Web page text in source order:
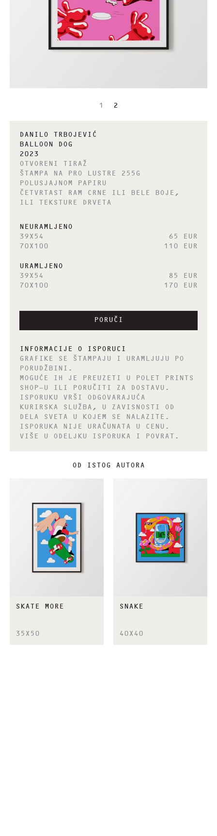
1 2
DANILO TRBOJEVIĆ
BALLOON DOG
2023
OTVORENI TIRAŽ
ŠTAMPA NA PRO LUSTRE 255G
POLUSJAJNOM PAPIRU
ČETVRTAST RAM CRNE ILI BELE BOJE,
ILI TEKSTURE DRVETA
NEURAMLJENO
39X54
65 EUR
70X100
110 EUR
URAMLJENO
39X54
85 EUR
70X100
170 EUR
PORUČI
INFORMACIJE O ISPORUCI
GRAFIKE SE ŠTAMPAJU I URAMLJUJU PO
PORUDŽBINI.
MOGUĆE IH JE PREUZETI U POLET PRINTS
SHOP-U ILI PORUČITI ZA DOSTAVU.
ISPORUKU VRŠI ODGOVARAJUĆA
KURIRSKA SLUŽBA, U ZAVISNOSTI OD
DELA SVETA U KOJEM SE NALAZITE.
ISPORUKA NIJE URAČUNATA U CENU.
VIŠE U ODELJKU ISPORUKA I POVRAT.
OD ISTOG AUTORA
SKATE MORE
35X50
SNAKE
40X40